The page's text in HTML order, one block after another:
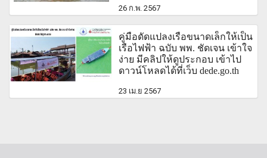
26 ก.พ. 2567
คู่มือดัดแปลงเรือขนาดเล็กให้เป็น
เรือไฟฟ้า ฉบับ พพ. ชัดเจน เข้าใจ
ง่าย มีคลิปให้ดูประกอบ เข้าไป
ดาวน์โหลดได้ที่เว็บ dede.go.th
23 เม.ย 2567